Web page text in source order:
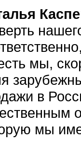
мы,
в
мы